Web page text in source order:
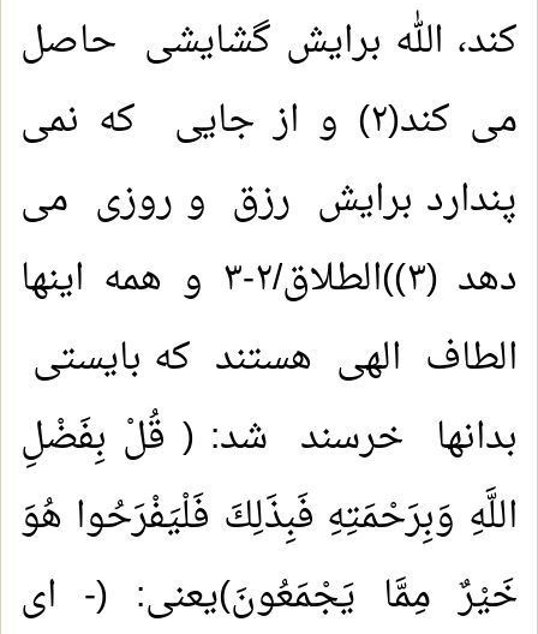
کند، الله برایش گشایشی حاصل
می کند(٢) و از جایی که نمی
پندارد برایش رزق و روزی می
دهد (۳))الطلاق/۲-۳ و همه اینها
الطاف الهی هستند که بایستی
بدانها خرسند شد: ( قُلْ بِفَضْلِ
اللَّهِ وَبِرَحْمَتِهِ فَبِذَلِكَ فَلْيَفْرَحُوا هُوَ
خَيْرٌ مِمَّا يَجْمَعُونَ)یعنی: (- ای